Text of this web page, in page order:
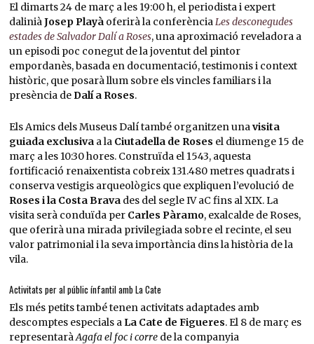
El dimarts 24 de març a les 19:00 h, el periodista i expert
daliniàJosep Playàoferirà la conferènciaLes desconegudes
estades de Salvador Dalí a Roses, una aproximació reveladora a
un episodi poc conegut de la joventut del pintor
empordanès, basada en documentació, testimonis i context
històric, que posarà llum sobre els vincles familiars i la
presència deDalí a Roses.
Els Amics dels Museus Dalí també organitzen unavisita
guiada exclusivaa la Ciutadella de Roses el diumenge 15 de
març a les 10:30 hores. Construïda el 1543, aquesta
fortificació renaixentista cobreix 131.480 metres quadrats i
conserva vestigis arqueològics que expliquen l’evolució de
Roses i la Costa Bravades del segle IV aC fins al XIX. La
visita serà conduïda per Carles Pàramo, exalcalde de Roses,
que oferirà una mirada privilegiada sobre el recinte, el seu
valor patrimonial i la seva importància dins la història de la
vila.
Activitats per al públic ínfantil amb La Cate
Els més petits també tenen activitats adaptades amb
descomptes especials a La Cate de Figueres. El 8 de març es
representaràAgafa el foc i correde la companyia